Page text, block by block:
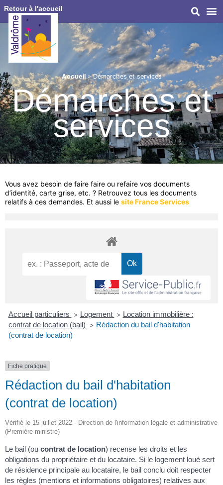
Retour à l'accueil
Accueil»Démarches et services
Démarches et
services
Vous avez besoin de faire faire ou refaire vos documents
d’identité, carte grise, etc. ? Retrouvez tous les documents
relatifs à ces demandes. Et aussi le site France Services
Accueil particuliers > Logement > Location immobilière :
contrat de location (bail)
> Rédaction du bail d'habitation
(contrat de location)
Fiche pratique
Rédaction du bail d'habitation
(contrat de location)
Vérifié le 15 juillet 2022 - Direction de l'information légale et administrative
(Première ministre)
Le bail (ou contrat de location) recense les droits et les
obligations du propriétaire et du locataire. Si le logement loué sert
de résidence principale au locataire, le bail conclu doit respecter
les règles (mentions et informations obligatoires) relatives aux